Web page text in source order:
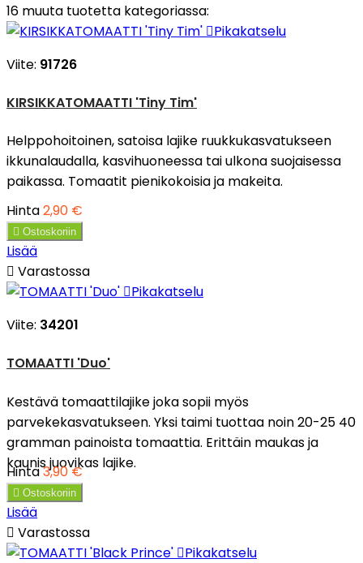
16 muuta tuotetta kategoriassa:
Pikakatselu
Viite: 91726
KIRSIKKATOMAATTI 'Tiny Tim'
Helppohoitoinen, satoisa lajike ruukkukasvatukseen
ikkunalaudalla, kasvihuoneessa tai ulkona suojaisessa
paikassa. Tomaatit pienikokoisia ja makeita.
Hinta2,90 €
 Ostoskoriin
Lisää
 Varastossa
Pikakatselu
Viite: 34201
TOMAATTI 'Duo'
Kestävä tomaattilajike joka sopii myös
parvekekasvatukseen. Yksi taimi tuottaa noin 20-25 40
gramman painoista tomaattia. Erittäin maukas ja
kaunis juovikas lajike.
Hinta3,90 €
 Ostoskoriin
Lisää
 Varastossa
Pikakatselu